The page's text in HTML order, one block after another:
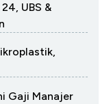
UBS &
Gaji Manajer